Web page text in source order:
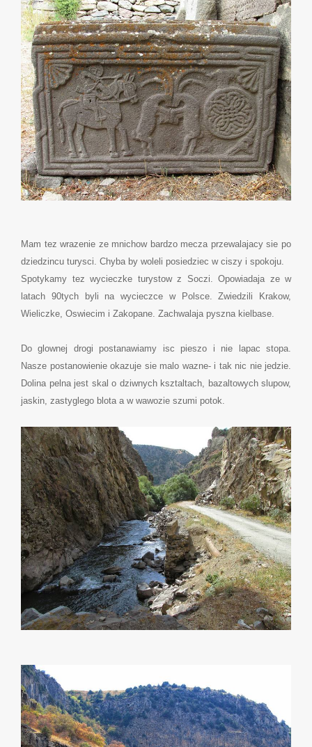
Mam tez wrazenie ze mnichow bardzo mecza przewalajacy sie po
dziedzincu turysci. Chyba by woleli posiedziec w ciszy i spokoju.
Spotykamy tez wycieczke turystow z Soczi. Opowiadaja ze w
latach 90tych byli na wycieczce w Polsce. Zwiedzili Krakow,
Wieliczke, Oswiecim i Zakopane. Zachwalaja pyszna kielbase.
Do glownej drogi postanawiamy isc pieszo i nie lapac stopa.
Nasze postanowienie okazuje sie malo wazne- i tak nic nie jedzie.
Dolina pelna jest skal o dziwnych ksztaltach, bazaltowych slupow,
jaskin, zastyglego blota a w wawozie szumi potok.